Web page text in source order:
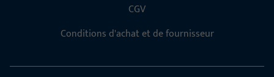
CGV
Conditions d'achat et de fournisseur